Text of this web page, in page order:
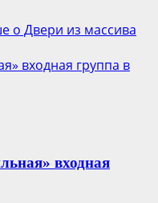
о Двери из массива
входная группа в
входная